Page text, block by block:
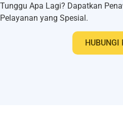
Tunggu Apa Lagi? Dapatkan
Pelayanan yang Spesial.
HUBUNGI